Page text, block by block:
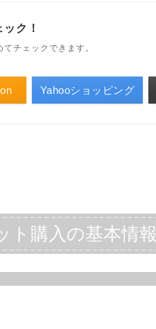
ク！
チェックできます。
Yahooショッピング
ト購入の基本情報